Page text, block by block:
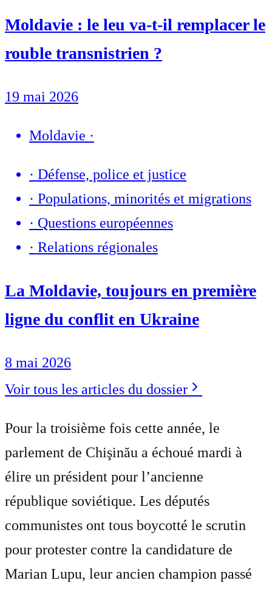
Moldavie : le leu va-t-il remplacer le
rouble transnistrien ?
19 mai 2026
Moldavie ·
· Défense, police et justice
· Populations, minorités et migrations
· Questions européennes
· Relations régionales
La Moldavie, toujours en première
ligne du conflit en Ukraine
8 mai 2026
Voir tous les articles du dossier
Pour la troisième fois cette année, le
parlement de Chişinău a échoué mardi à
élire un président pour l’ancienne
république soviétique. Les députés
communistes ont tous boycotté le scrutin
pour protester contre la candidature de
Marian Lupu, leur ancien champion passé